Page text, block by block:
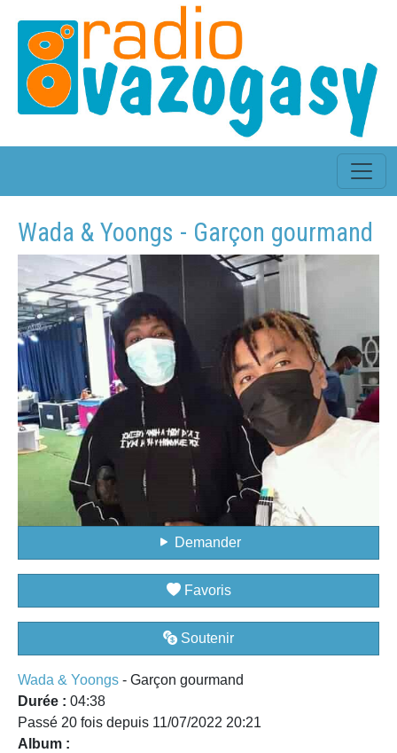
Wada & Yoongs - Garçon gourmand
Demander
Favoris
Soutenir
Wada & Yoongs - Garçon gourmand
Durée : 04:38
Passé 20 fois depuis 11/07/2022 20:21
Album :